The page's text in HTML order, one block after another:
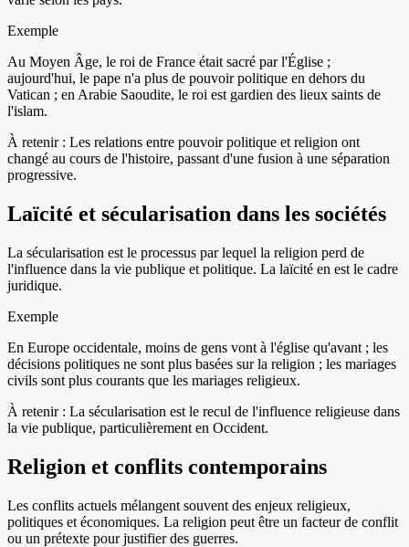
Exemple
Au Moyen Âge, le roi de France était sacré par l'Église ;
aujourd'hui, le pape n'a plus de pouvoir politique en dehors du
Vatican ; en Arabie Saoudite, le roi est gardien des lieux saints de
l'islam.
À retenir : Les relations entre pouvoir politique et religion ont
changé au cours de l'histoire, passant d'une fusion à une séparation
progressive.
Laïcité et sécularisation dans les sociétés
La sécularisation est le processus par lequel la religion perd de
l'influence dans la vie publique et politique. La laïcité en est le cadre
juridique.
Exemple
En Europe occidentale, moins de gens vont à l'église qu'avant ; les
décisions politiques ne sont plus basées sur la religion ; les mariages
civils sont plus courants que les mariages religieux.
À retenir : La sécularisation est le recul de l'influence religieuse dans
la vie publique, particulièrement en Occident.
Religion et conflits contemporains
Les conflits actuels mélangent souvent des enjeux religieux,
politiques et économiques. La religion peut être un facteur de conflit
ou un prétexte pour justifier des guerres.